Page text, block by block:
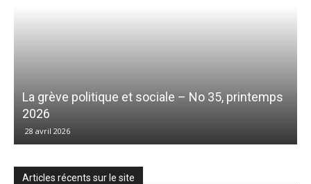
La grève politique et sociale – No 35, printemps
2026
28 avril 2026
Articles récents sur le site